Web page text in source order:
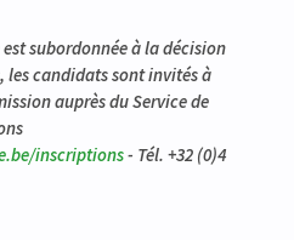
subordonnée à la décision
les candidats sont invités à
auprès du Service de
inscriptions- Tél. +32 (0)4